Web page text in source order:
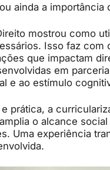
ainda a
mostrou como
Isso faz com
que impactam
em
e ao estímulo
prática, a
o alcance
Uma experiência